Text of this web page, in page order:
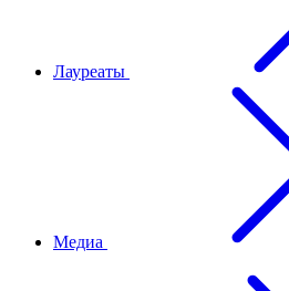
Лауреаты
Медиа